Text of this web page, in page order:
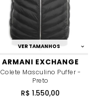
VER TAMANHOS
ARMANI EXCHANGE
Colete Masculino Puffer -
Preto
R$ 1.550,00